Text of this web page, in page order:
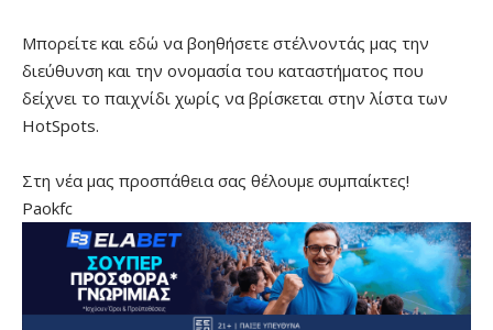
Μπορείτε και εδώ να βοηθήσετε στέλνοντάς μας την
διεύθυνση και την ονομασία του καταστήματος που
δείχνει το παιχνίδι χωρίς να βρίσκεται στην λίστα των
HotSpots.
Στη νέα μας προσπάθεια σας θέλουμε συμπαίκτες!
Paokfc